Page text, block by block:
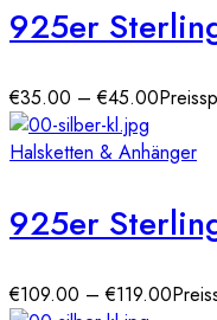
€35.00 –€45.00
Halsketten & Anhänger
€109.00 –€119.00